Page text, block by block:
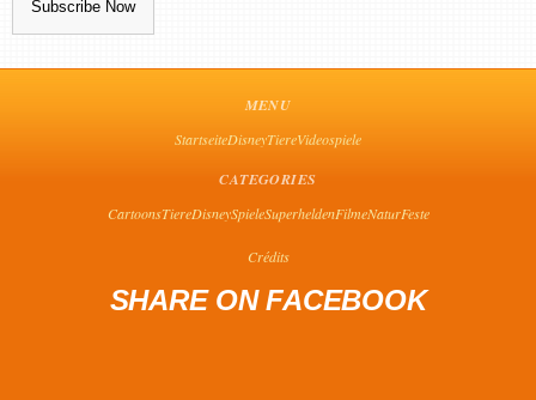
MENU
StartseiteDisneyTiereVideospiele
CATEGORIES
CartoonsTiereDisneySpieleSuperheldenFilmeNaturFeste
Crédits
SHARE ON FACEBOOK